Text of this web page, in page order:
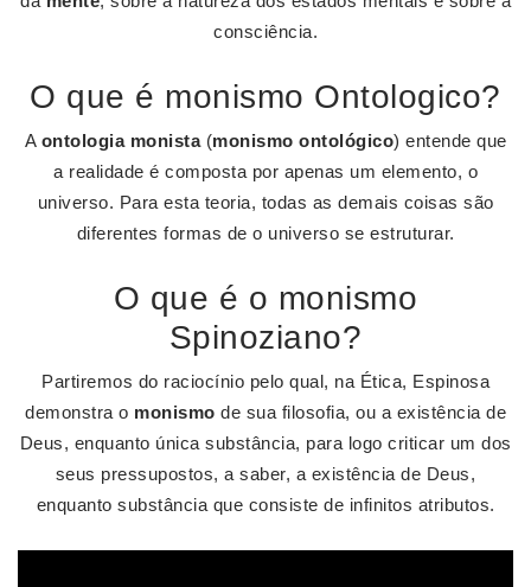
consciência.
O que é monismo Ontologico?
A ontologia monista(monismo ontológico) entende que
a realidade é composta por apenas um elemento, o
universo. Para esta teoria, todas as demais coisas são
diferentes formas de o universo se estruturar.
O que é o monismo
Spinoziano?
Partiremos do raciocínio pelo qual, na Ética, Espinosa
demonstra o monismo de sua filosofia, ou a existência de
Deus, enquanto única substância, para logo criticar um dos
seus pressupostos, a saber, a existência de Deus,
enquanto substância que consiste de infinitos atributos.